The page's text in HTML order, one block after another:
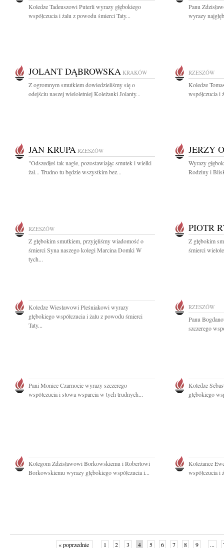
Koledze Tadeuszowi Puterli wyrazy głębokiego
współczucia i żalu z powodu śmierci Taty...
Panu
wyrazy
JOLANT DĄBROWSKA KRAKÓW
Z ogromnym smutkiem dowiedzieliśmy się o
odejściu naszej wieloletniej Koleżanki Jolanty...
RZESZÓW
Koledze
współczucia i
JAN KRUPA RZESZÓW
"Odszedłeś tak nagle, pozostawiając smutek i wielki
żal... Trudno tu będzie wszystkim bez...
JERZY
Wyrazy
Rodziny i
RZESZÓW
Z głębokim smutkiem, przyjęliśmy wiadomość o
śmierci Syna naszego kolegi Marcina Domki W
tych...
PIOTR
Z głębokim
śmierci
Koledze Wiesławowi Pleśniakowi wyrazy
głębokiego współczucia i żalu z powodu śmierci
Taty...
RZESZÓW
Panu
szczerego
Pani Monice Czarnocie wyrazy szczerego
współczucia i słowa wsparcia w tych trudnych...
Koledze
głębokiego
Kolegom Zdzisławowi Borkowskiemu i Robertowi
Borkowskiemu wyrazy głębokiego współczucia i...
Koleżance
współczucia i
« poprzednie 1 2 3 4 5 6 7 8 9 ...